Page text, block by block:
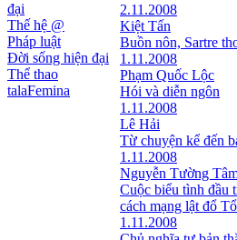
đại
Thế hệ @
Pháp luật
Đời sống hiện đại
Thể thao
talaFemina
2.11.2008
Kiệt Tấn
Buồn nôn, Sartre
1.11.2008
Phạm Quốc Lộc
Hói và diễn ngôn
1.11.2008
Lê Hải
Từ chuyện kể đến
1.11.2008
Nguyễn Tường
Cuộc biểu tình đầu
cách mạng lật đổ
1.11.2008